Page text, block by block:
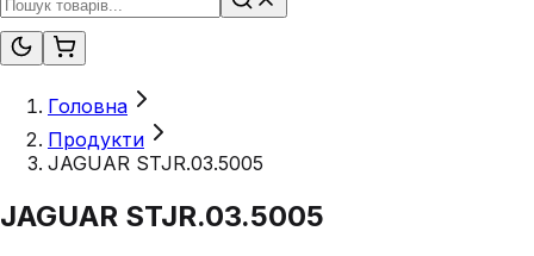
Головна
Продукти
JAGUAR STJR.03.5005
JAGUAR STJR.03.5005